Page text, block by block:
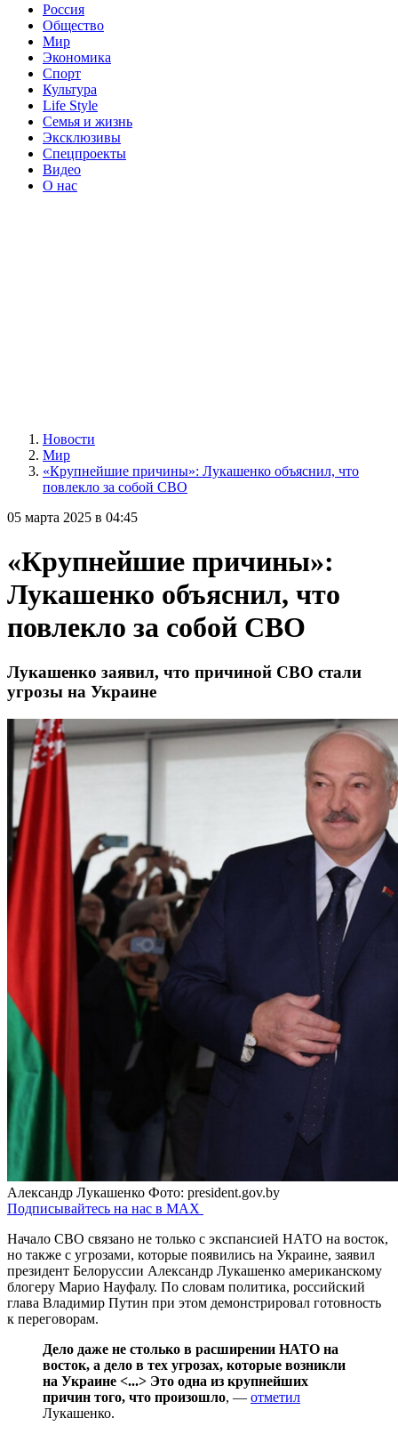
Россия
Общество
Мир
Экономика
Спорт
Культура
Life Style
Семья и жизнь
Эксклюзивы
Спецпроекты
Видео
О нас
Новости
Мир
«Крупнейшие причины»: Лукашенко объяснил, что
повлекло за собой СВО
05 марта 2025 в 04:45
«Крупнейшие причины»:
Лукашенко объяснил, что
повлекло за собой СВО
Лукашенко заявил, что причиной СВО стали
угрозы на Украине
Александр Лукашенко Фото: president.gov.by
Подписывайтесь на нас в MAX
Начало СВО связано не только с экспансией НАТО на восток,
но также с угрозами, которые появились на Украине, заявил
президент Белоруссии Александр Лукашенко американскому
блогеру Марио Науфалу. По словам политика, российский
глава Владимир Путин при этом демонстрировал готовность
к переговорам.
Дело даже не столько в расширении НАТО на
восток, а дело в тех угрозах, которые возникли
на Украине <...> Это одна из крупнейших
причин того, что произошло, — отметил
Лукашенко.